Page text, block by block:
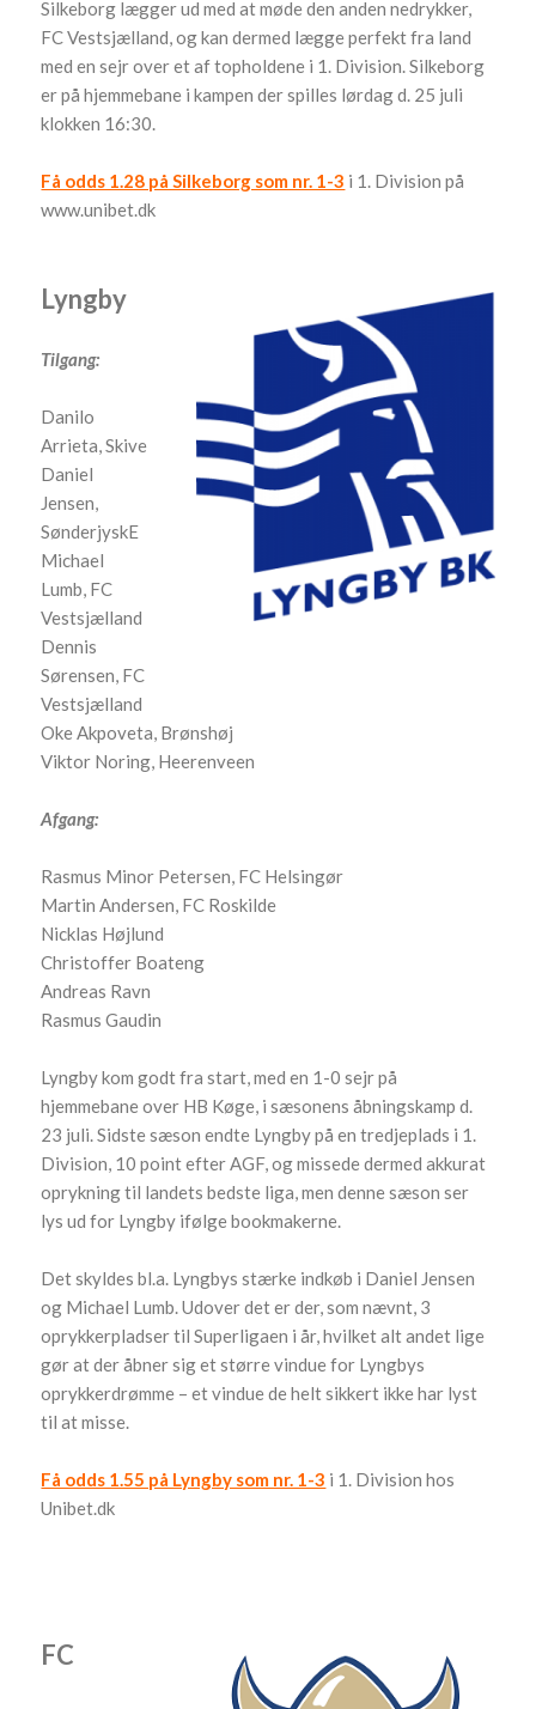
Silkeborg lægger ud med at møde den anden nedrykker,
FC Vestsjælland, og kan dermed lægge perfekt fra land
med en sejr over et af topholdene i 1. Division. Silkeborg
er på hjemmebane i kampen der spilles lørdag d. 25 juli
klokken 16:30.
Få odds 1.28 på Silkeborg som nr. 1-3 i 1. Division på
www.unibet.dk
Lyngby
Tilgang:
Danilo
Arrieta, Skive
Daniel
Jensen,
SønderjyskE
Michael
Lumb, FC
Vestsjælland
Dennis
Sørensen, FC
Vestsjælland
Oke Akpoveta, Brønshøj
Viktor Noring, Heerenveen
Afgang:
Rasmus Minor Petersen, FC Helsingør
Martin Andersen, FC Roskilde
Nicklas Højlund
Christoffer Boateng
Andreas Ravn
Rasmus Gaudin
Lyngby kom godt fra start, med en 1-0 sejr på
hjemmebane over HB Køge, i sæsonens åbningskamp d.
23 juli. Sidste sæson endte Lyngby på en tredjeplads i 1.
Division, 10 point efter AGF, og missede dermed akkurat
oprykning til landets bedste liga, men denne sæson ser
lys ud for Lyngby ifølge bookmakerne.
Det skyldes bl.a. Lyngbys stærke indkøb i Daniel Jensen
og Michael Lumb. Udover det er der, som nævnt, 3
oprykkerpladser til Superligaen i år, hvilket alt andet lige
gør at der åbner sig et større vindue for Lyngbys
oprykkerdrømme – et vindue de helt sikkert ikke har lyst
til at misse.
Få odds 1.55 på Lyngby som nr. 1-3 i 1. Division hos
Unibet.dk
FC